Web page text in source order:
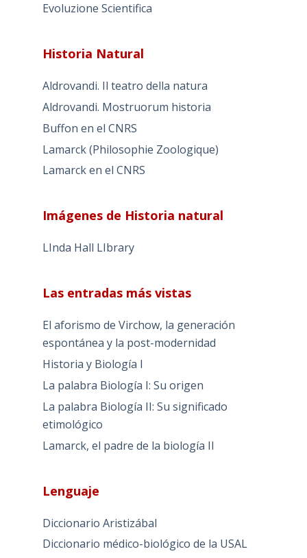
Evoluzione Scientifica
Historia Natural
Aldrovandi. Il teatro della natura
Aldrovandi. Mostruorum historia
Buffon en el CNRS
Lamarck (Philosophie Zoologique)
Lamarck en el CNRS
Imágenes de Historia natural
LInda Hall LIbrary
Las entradas más vistas
El aforismo de Virchow, la generación
espontánea y la post-modernidad
Historia y Biología I
La palabra Biología I: Su origen
La palabra Biología II: Su significado
etimológico
Lamarck, el padre de la biología II
Lenguaje
Diccionario Aristizábal
Diccionario médico-biológico de la USAL